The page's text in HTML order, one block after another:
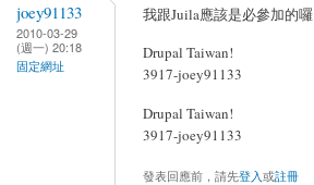
joey91133
2010-03-29
(週一) 20:18
固定網址
我跟Juila應該是必參加的囉
Drupal Taiwan!
3917-joey91133
Drupal Taiwan!
3917-joey91133
發表回應前，請先登入或註冊